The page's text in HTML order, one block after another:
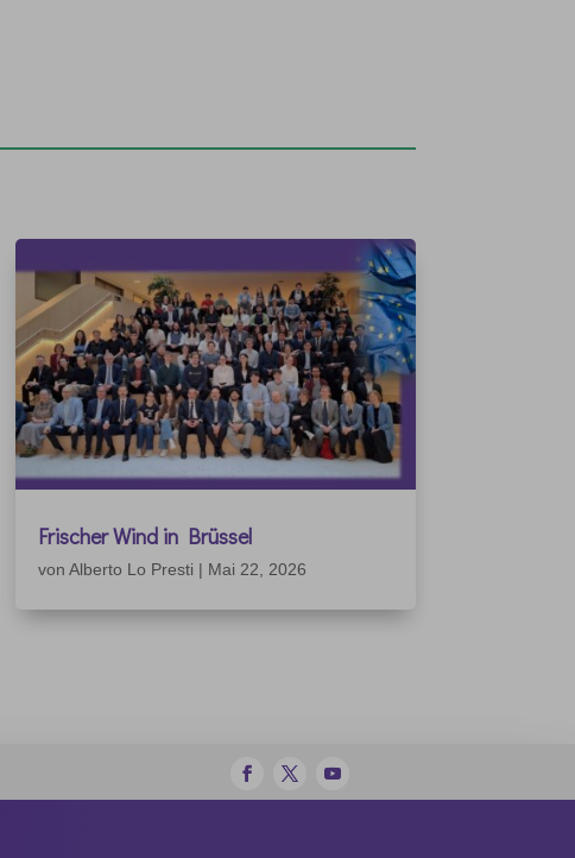
Frischer Wind in Brüssel
von Alberto Lo Presti | Mai 22, 2026